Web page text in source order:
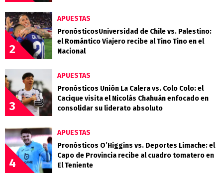
2
APUESTAS
PronósticosUniversidad de Chile vs. Palestino:
el Romántico Viajero recibe al Tino Tino en el
Nacional
3
APUESTAS
Pronósticos Unión La Calera vs. Colo Colo: el
Cacique visita el Nicolás Chahuán enfocado en
consolidar su liderato absoluto
4
APUESTAS
Pronósticos O’Higgins vs. Deportes Limache: el
Capo de Provincia recibe al cuadro tomatero en
El Teniente